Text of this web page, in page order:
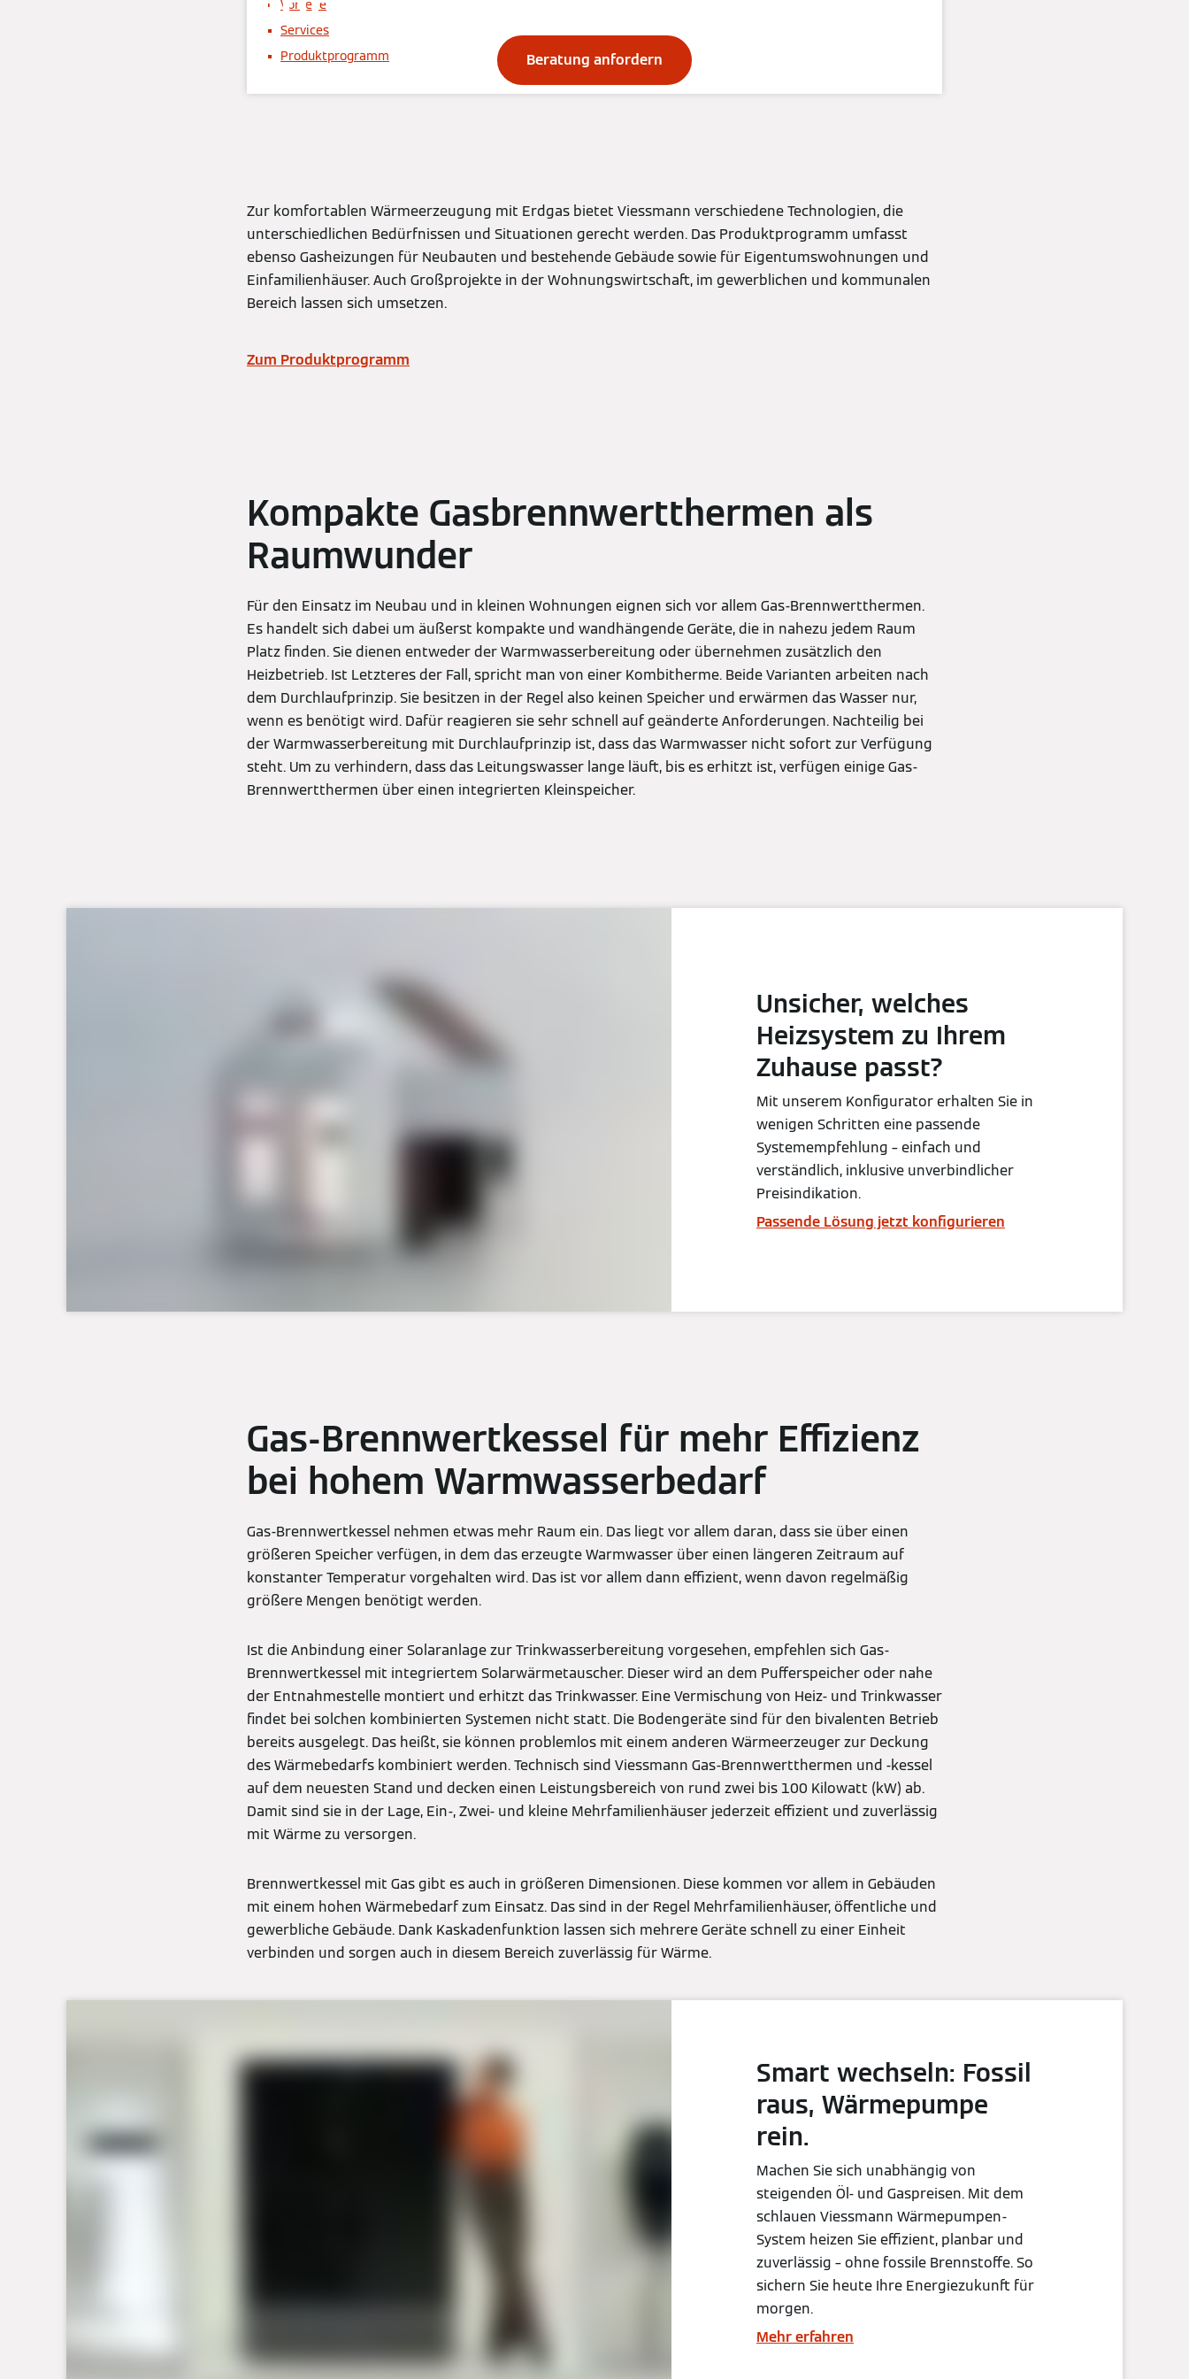
Beratung anfordern
Vorteile
Services
Produktprogramm
Zur komfortablen Wärmeerzeugung mit Erdgas bietet Viessmann verschiedene Technologien, die
unterschiedlichen Bedürfnissen und Situationen gerecht werden. Das Produktprogramm umfasst
ebenso Gasheizungen für Neubauten und bestehende Gebäude sowie für Eigentumswohnungen und
Einfamilienhäuser. Auch Großprojekte in der Wohnungswirtschaft, im gewerblichen und kommunalen
Bereich lassen sich umsetzen.
Zum Produktprogramm
Kompakte Gasbrennwertthermen als
Raumwunder
Für den Einsatz im Neubau und in kleinen Wohnungen eignen sich vor allem Gas-Brennwertthermen.
Es handelt sich dabei um äußerst kompakte und wandhängende Geräte, die in nahezu jedem Raum
Platz finden. Sie dienen entweder der Warmwasserbereitung oder übernehmen zusätzlich den
Heizbetrieb. Ist Letzteres der Fall, spricht man von einer Kombitherme. Beide Varianten arbeiten nach
dem Durchlaufprinzip. Sie besitzen in der Regel also keinen Speicher und erwärmen das Wasser nur,
wenn es benötigt wird. Dafür reagieren sie sehr schnell auf geänderte Anforderungen. Nachteilig bei
der Warmwasserbereitung mit Durchlaufprinzip ist, dass das Warmwasser nicht sofort zur Verfügung
steht. Um zu verhindern, dass das Leitungswasser lange läuft, bis es erhitzt ist, verfügen einige Gas-
Brennwertthermen über einen integrierten Kleinspeicher.
Unsicher, welches
Heizsystem zu Ihrem
Zuhause passt?
Mit unserem Konfigurator erhalten Sie in
wenigen Schritten eine passende
Systemempfehlung – einfach und
verständlich, inklusive unverbindlicher
Preisindikation.
Passende Lösung jetzt konfigurieren
Gas-Brennwertkessel für mehr Effizienz
bei hohem Warmwasserbedarf
Gas-Brennwertkessel nehmen etwas mehr Raum ein. Das liegt vor allem daran, dass sie über einen
größeren Speicher verfügen, in dem das erzeugte Warmwasser über einen längeren Zeitraum auf
konstanter Temperatur vorgehalten wird. Das ist vor allem dann effizient, wenn davon regelmäßig
größere Mengen benötigt werden.
Ist die Anbindung einer Solaranlage zur Trinkwasserbereitung vorgesehen, empfehlen sich Gas-
Brennwertkessel mit integriertem Solarwärmetauscher. Dieser wird an dem Pufferspeicher oder nahe
der Entnahmestelle montiert und erhitzt das Trinkwasser. Eine Vermischung von Heiz- und Trinkwasser
findet bei solchen kombinierten Systemen nicht statt. Die Bodengeräte sind für den bivalenten Betrieb
bereits ausgelegt. Das heißt, sie können problemlos mit einem anderen Wärmeerzeuger zur Deckung
des Wärmebedarfs kombiniert werden. Technisch sind Viessmann Gas-Brennwertthermen und -kessel
auf dem neuesten Stand und decken einen Leistungsbereich von rund zwei bis 100 Kilowatt (kW) ab.
Damit sind sie in der Lage, Ein-, Zwei- und kleine Mehrfamilienhäuser jederzeit effizient und zuverlässig
mit Wärme zu versorgen.
Brennwertkessel mit Gas gibt es auch in größeren Dimensionen. Diese kommen vor allem in Gebäuden
mit einem hohen Wärmebedarf zum Einsatz. Das sind in der Regel Mehrfamilienhäuser, öffentliche und
gewerbliche Gebäude. Dank Kaskadenfunktion lassen sich mehrere Geräte schnell zu einer Einheit
verbinden und sorgen auch in diesem Bereich zuverlässig für Wärme.
Smart wechseln: Fossil
raus, Wärmepumpe
rein.
Machen Sie sich unabhängig von
steigenden Öl- und Gaspreisen. Mit dem
schlauen Viessmann Wärmepumpen-
System heizen Sie effizient, planbar und
zuverlässig – ohne fossile Brennstoffe. So
sichern Sie heute Ihre Energiezukunft für
morgen.
Mehr erfahren